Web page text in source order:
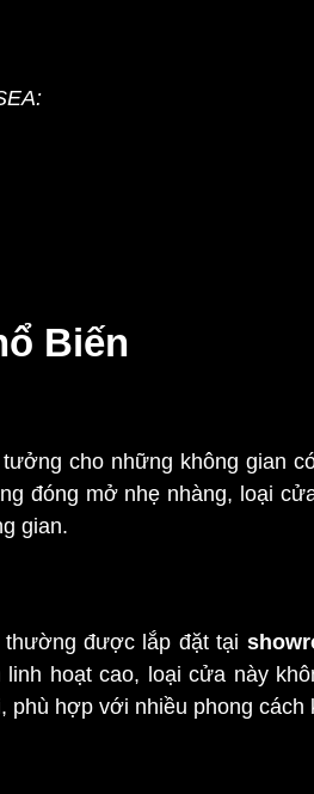
Biến
cho những không gian
đóng mở nhẹ nhàng, loại
gian.
được lắp đặt tại
hoạt cao, loại cửa này
phù hợp với nhiều phong cách